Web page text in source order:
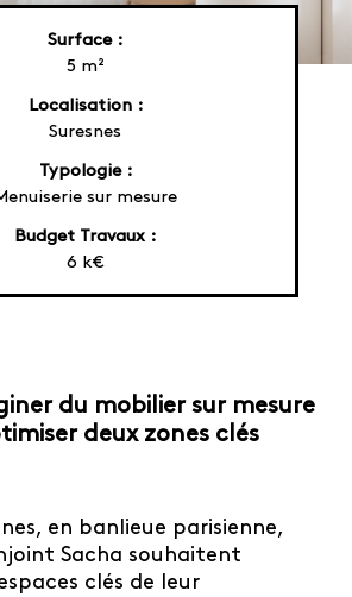
Surface :
5 m²
Localisation :
Suresnes
Typologie :
sur mesure
Budget Travaux :
6 k€
du mobilier sur mesure
deux zones clés
en banlieue parisienne,
Sacha souhaitent
clés de leur